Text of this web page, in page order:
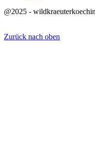
@2025 -
Zurück nach oben